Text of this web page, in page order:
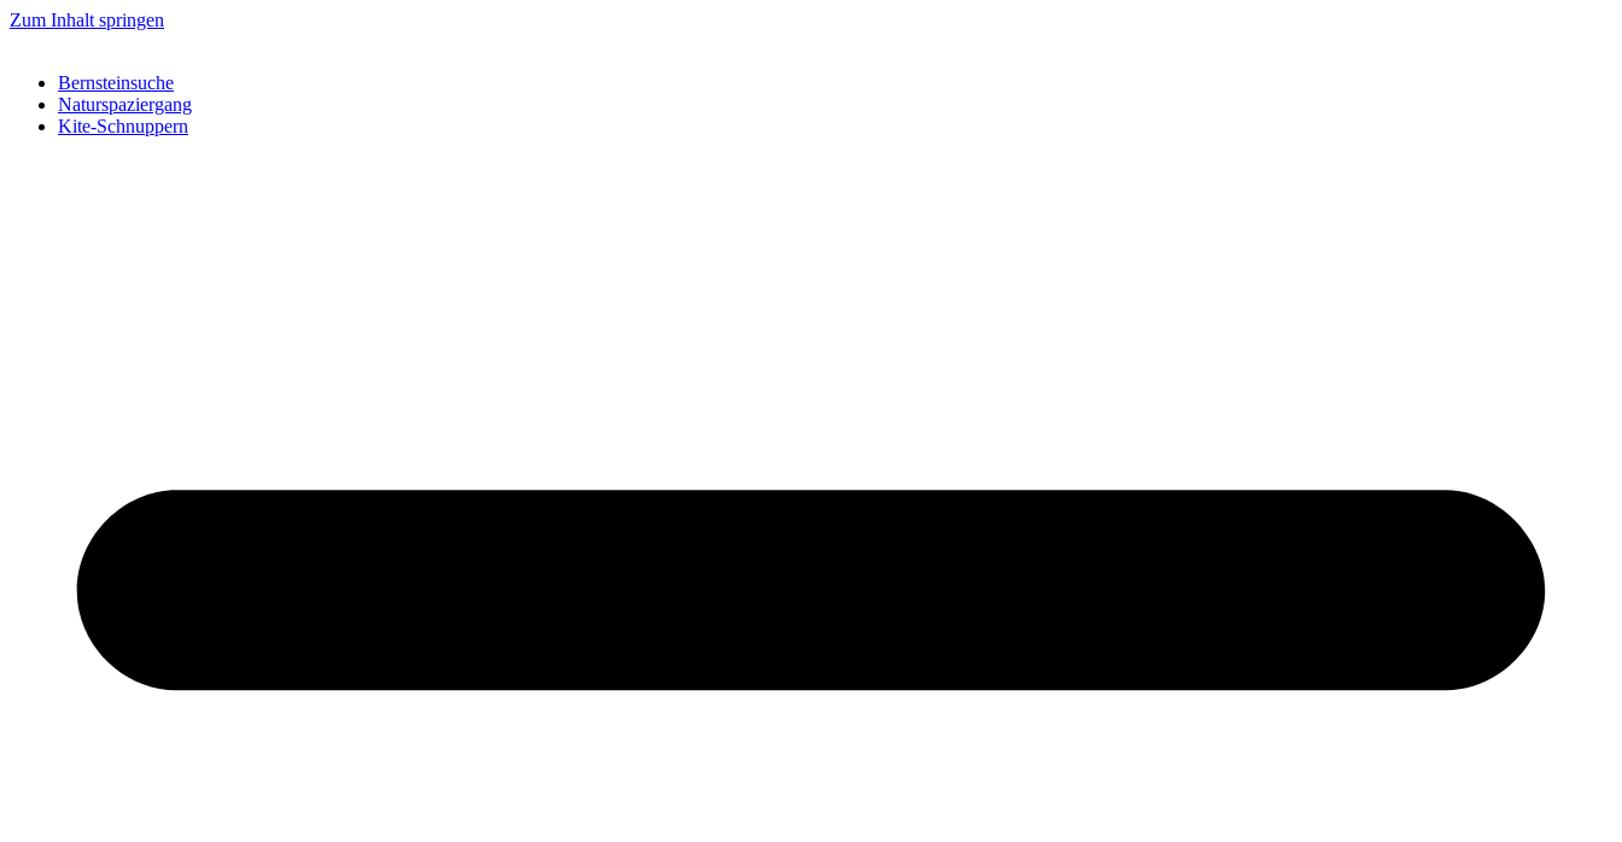
Zum Inhalt springen
Bernsteinsuche
Naturspaziergang
Kite-Schnuppern